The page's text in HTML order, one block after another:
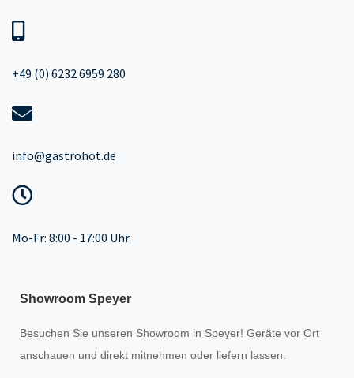
+49 (0) 6232 6959 280
info@gastrohot.de
Mo-Fr: 8:00 - 17:00 Uhr
Showroom Speyer
Besuchen Sie unseren Showroom in Speyer! Geräte vor Ort
anschauen und direkt mitnehmen oder liefern lassen.